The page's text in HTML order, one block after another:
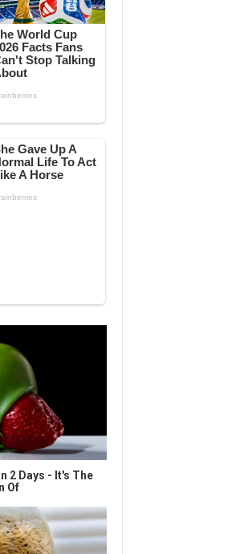
2 Days - It's The
Of